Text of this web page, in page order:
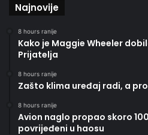
Najnovije
8 hours ranije
Kako je Maggie Wheeler
Prijatelja
8 hours ranije
Zašto klima uređaj radi, a
8 hours ranije
Avion naglo propao skoro
povrijeđeni u haosu